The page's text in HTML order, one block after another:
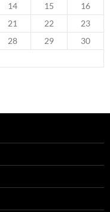
14 15
16
21 22
23
28 29
30